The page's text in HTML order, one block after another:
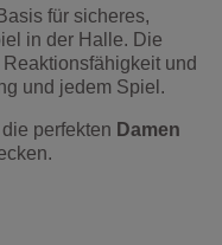
für sicheres,
in der Halle. Die
und
und jedem Spiel.
perfekten Damen